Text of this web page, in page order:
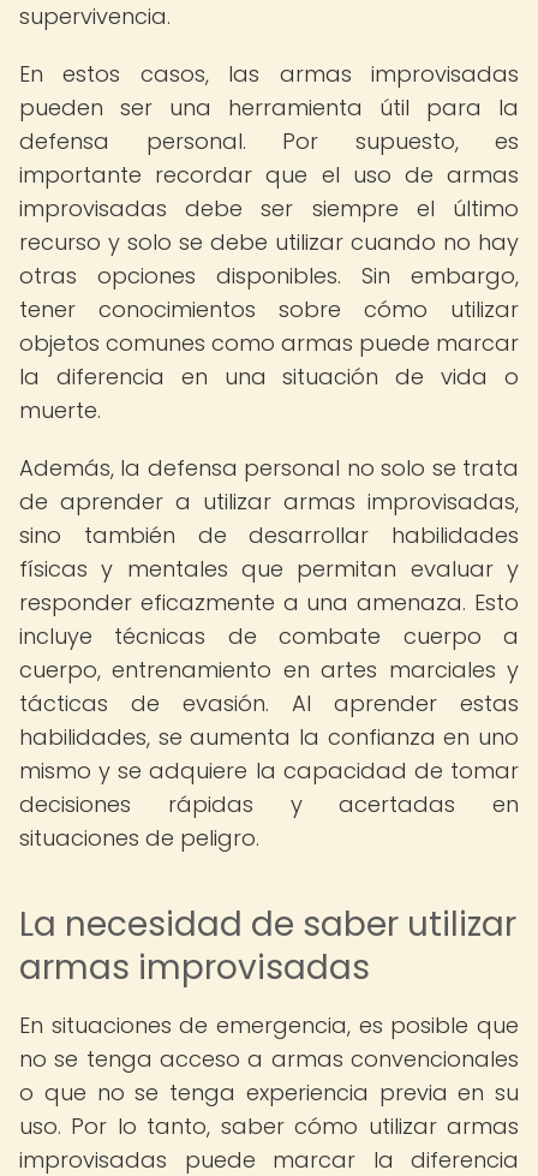
supervivencia.
En estos casos, las armas improvisadas
pueden ser una herramienta útil para la
defensa personal. Por supuesto, es
importante recordar que el uso de armas
improvisadas debe ser siempre el último
recurso y solo se debe utilizar cuando no hay
otras opciones disponibles. Sin embargo,
tener conocimientos sobre cómo utilizar
objetos comunes como armas puede marcar
la diferencia en una situación de vida o
muerte.
Además, la defensa personal no solo se trata
de aprender a utilizar armas improvisadas,
sino también de desarrollar habilidades
físicas y mentales que permitan evaluar y
responder eficazmente a una amenaza. Esto
incluye técnicas de combate cuerpo a
cuerpo, entrenamiento en artes marciales y
tácticas de evasión. Al aprender estas
habilidades, se aumenta la confianza en uno
mismo y se adquiere la capacidad de tomar
decisiones rápidas y acertadas en
situaciones de peligro.
La necesidad de saber utilizar
armas improvisadas
En situaciones de emergencia, es posible que
no se tenga acceso a armas convencionales
o que no se tenga experiencia previa en su
uso. Por lo tanto, saber cómo utilizar armas
improvisadas puede marcar la diferencia